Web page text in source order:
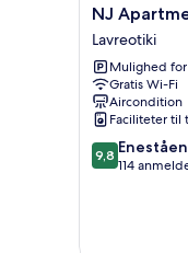
NJ
Apartments
-
Deluxe
Edition
Lavreotiki
NJ
Lavreotiki
Mulighed
Gratis Wi-Fi
Aircondition
Faciliteter til
9.8
ud
9,8
114